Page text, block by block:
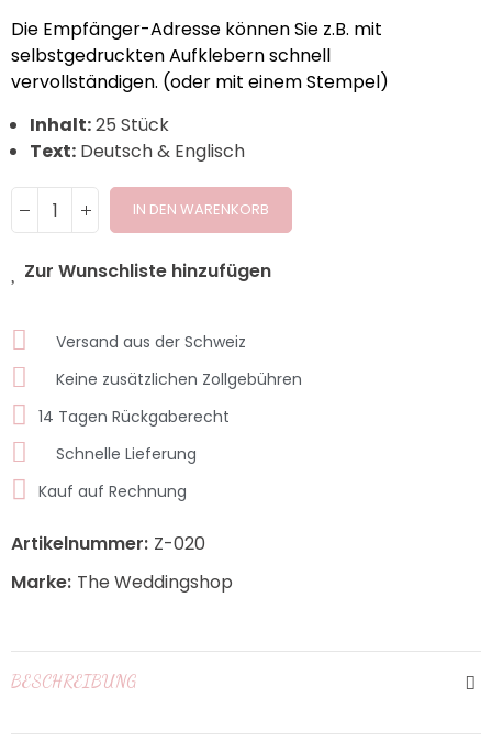
Die Empfänger-Adresse können Sie z.B. mit
selbstgedruckten Aufklebern schnell
vervollständigen. (oder mit einem Stempel)
Inhalt:25 Stück
Text: Deutsch & Englisch
IN DEN WARENKORB
Zur Wunschliste hinzufügen
Versand aus der Schweiz
Keine zusätzlichen Zollgebühren
14 Tagen Rückgaberecht
Schnelle Lieferung
Kauf auf Rechnung
Artikelnummer: Z-020
Marke: The Weddingshop
BESCHREIBUNG